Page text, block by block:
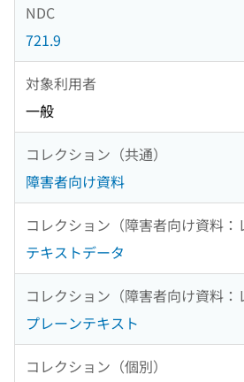
NDC
721.9
対象利用者
一般
コレクション（共通）
障害者向け資料
コレクション（障害者向け資料：
テキストデータ
コレクション（障害者向け資料：
プレーンテキスト
コレクション（個別）